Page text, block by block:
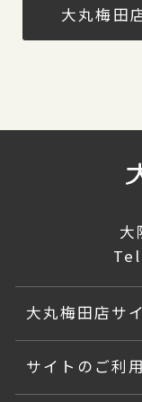
大丸梅田
大
大丸梅田店サ
サイトのご利